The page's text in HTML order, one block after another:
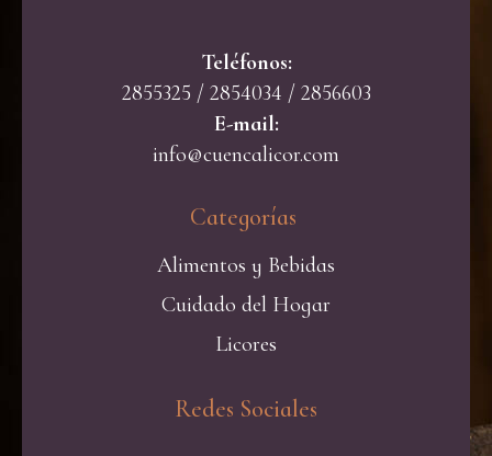
Teléfonos:
2855325 / 2854034 / 2856603
E-mail:
info@cuencalicor.com
Categorías ​
Alimentos y Bebidas
Cuidado del Hogar
Licores
Redes Sociales